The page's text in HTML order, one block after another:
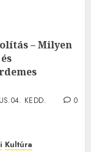
– Milyen
KEDD.
0
Kultúra